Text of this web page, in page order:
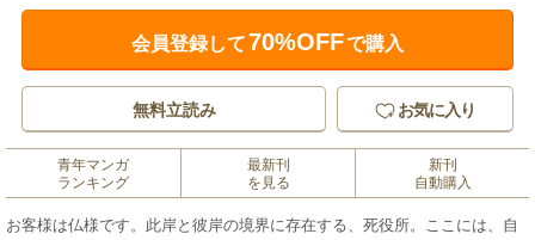
会員登録して70%OFFで購入
無料立読み お気に入り
青年マンガ
ランキング
最新刊
を見る
新刊
自動購入
お客様は仏様です。此岸と彼岸の境界に存在する、死役所。ここには、自